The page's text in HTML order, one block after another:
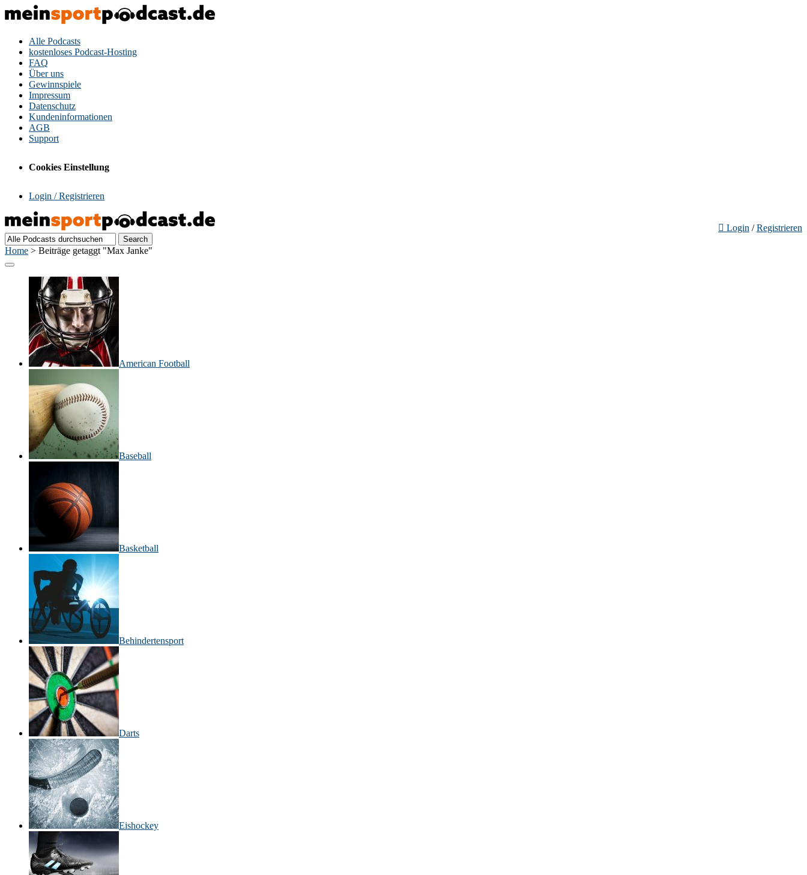
Alle Podcasts
kostenloses Podcast-Hosting
FAQ
Über uns
Gewinnspiele
Impressum
Datenschutz
Kundeninformationen
AGB
Support
Cookies Einstellung
Login / Registrieren
Login /Registrieren
Home > Beiträge getaggt "Max Janke"
American Football
Baseball
Basketball
Behinderten­sport
Darts
Eishockey